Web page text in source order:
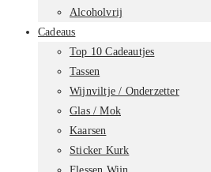
Alcoholvrij
Cadeaus
Top 10 Cadeautjes
Tassen
Wijnviltje / Onderzetter
Glas / Mok
Kaarsen
Sticker Kurk